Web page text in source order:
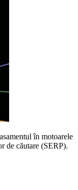
în motoarele
de căutare (SERP).